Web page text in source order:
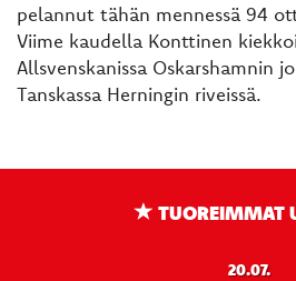
pelannut tähän mennessä 94
Viime kaudella Konttinen
Allsvenskanissa Oskarshamnin
Tanskassa Herningin riveissä.
TUOREIMMAT
20.07.